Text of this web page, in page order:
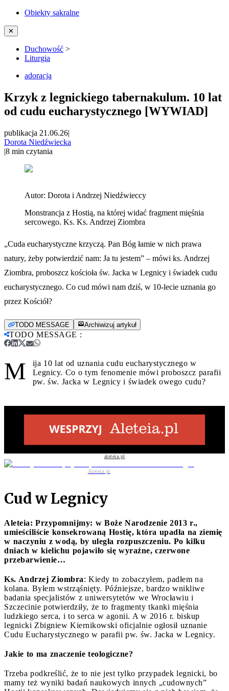
Obiekty sakralne
✕
Duchowość >
Liturgia
adoracja
Krzyk z legnickiego tabernakulum. 10 lat
od cudu eucharystycznego [WYWIAD]
publikacja 21.06.26|
Dorota Niedźwiecka
|8 min czytania
Autor: Dorota i Andrzej Niedźwieccy
Monstrancja z Hostią, na której widać fragment mięśnia
sercowego. Ks. Ks. Andrzej Ziombra
„Cuda eucharystyczne krzyczą. Pan Bóg łamie w nich prawa
natury, żeby potwierdzić nam: Ja tu jestem” – mówi ks. Andrzej
Ziombra, proboszcz kościoła św. Jacka w Legnicy i świadek cudu
eucharystycznego. Co cud mówi nam dziś, w 10-lecie uznania go
przez Kościół?
TODO MESSAGE Archiwizuj artykuł
TODO MESSAGE :
M
ija 10 lat od uznania cudu eucharystycznego w
Legnicy. Co o tym fenomenie mówi proboszcz parafii
pw. św. Jacka w Legnicy i świadek owego cudu?
aleteia.pl
Aleteia.pl
Cud w Legnicy
Aleteia: Przypomnijmy: w Boże Narodzenie 2013 r.,
umieściliście konsekrowaną Hostię, która upadła na ziemię
w naczyniu z wodą, by uległa rozpuszczeniu. Po kilku
dniach w kielichu pojawiło się wyraźne, czerwone
przebarwienie…
Ks. Andrzej Ziombra: Kiedy to zobaczyłem, padłem na
kolana. Byłem wstrząśnięty. Późniejsze, bardzo wnikliwe
badania specjalistów z uniwersytetów we Wrocławiu i
Szczecinie potwierdziły, że to fragmenty tkanki mięśnia
ludzkiego serca, i to serca w agonii. A w 2016 r. biskup
legnicki Zbigniew Kiernikowski oficjalnie ogłosił uznanie
Cudu Eucharystycznego w parafii pw. św. Jacka w Legnicy.
Jakie to ma znaczenie teologiczne?
Trzeba podkreślić, że to nie jest tylko przypadek legnicki, bo
mamy też wyniki badań naukowych innych „cudownych”